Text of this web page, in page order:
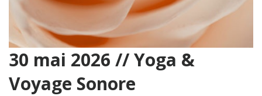
30 mai 2026 // Yoga &
Voyage Sonore